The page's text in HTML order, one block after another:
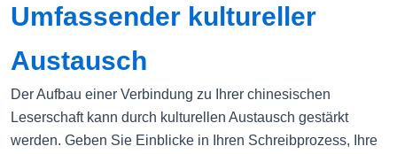
Umfassender kultureller
Austausch
Der Aufbau einer Verbindung zu Ihrer chinesischen
Leserschaft kann durch kulturellen Austausch gestärkt
werden. Geben Sie Einblicke in Ihren Schreibprozess, Ihre